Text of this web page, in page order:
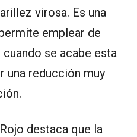
virosa. Es una
emplear de
se acabe esta
una reducción muy
destaca que la